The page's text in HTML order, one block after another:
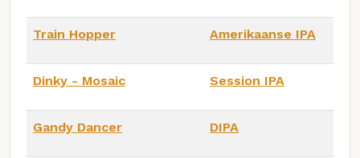
Train Hopper Amerikaanse IPA
Dinky - Mosaic Session IPA
Gandy Dancer DIPA